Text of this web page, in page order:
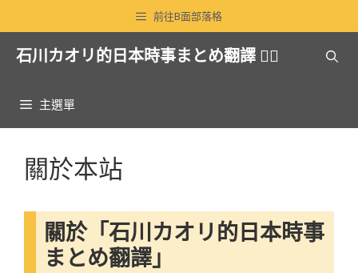
至
前往B面部落格
石川カオリ的日本時事まとめ翻譯 🏳️‍🌈
主選單
關於本站
關於「石川カオリ的日本時事
まとめ翻譯」